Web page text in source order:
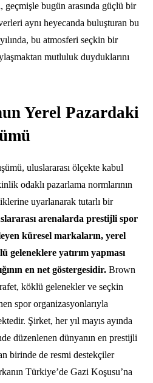
geçmişle bugün arasında güçlü bir
aynı heyecanda buluşturan bu
yılında, bu atmosferi seçkin bir
mutluluk duyduklarını
Yerel Pazardaki
uluslararası ölçekte kabul
odaklı pazarlama normlarının
uyarlanarak tutarlı bir
arenalarda prestijli spor
küresel markaların, yerel
geleneklere yatırım yapması
en net göstergesidir. Brown
köklü gelenekler ve seçkin
spor organizasyonlarıyla
Şirket, her yıl mayıs ayında
düzenlenen dünyanın en prestijli
birinde de resmi destekçiler
Türkiye’de Gazi Koşusu’na